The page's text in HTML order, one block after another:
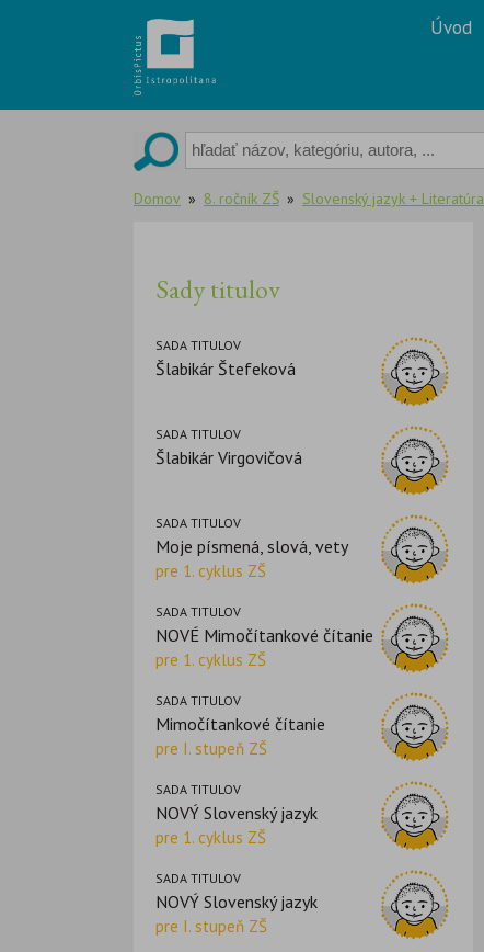
Úvod
Domov 8. ročník ZŠ Slovenský jazyk + Literatúra
Sady titulov
SADA TITULOV
Šlabikár Štefeková
SADA TITULOV
Šlabikár Virgovičová
SADA TITULOV
Moje písmená, slová, vety
pre 1. cyklus ZŠ
SADA TITULOV
NOVÉ Mimočítankové čítanie
pre 1. cyklus ZŠ
SADA TITULOV
Mimočítankové čítanie
pre I. stupeň ZŠ
SADA TITULOV
NOVÝ Slovenský jazyk
pre 1. cyklus ZŠ
SADA TITULOV
NOVÝ Slovenský jazyk
pre I. stupeň ZŠ